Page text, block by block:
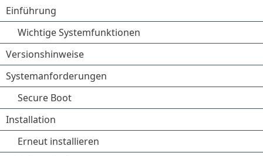
Einführung
Wichtige Systemfunktionen
Versionshinweise
Systemanforderungen
Secure Boot
Installation
Erneut installieren